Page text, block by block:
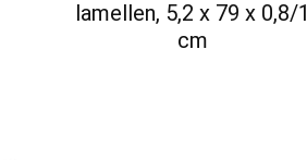
lamellen, 5,2 x 79 x 0,8/1
cm